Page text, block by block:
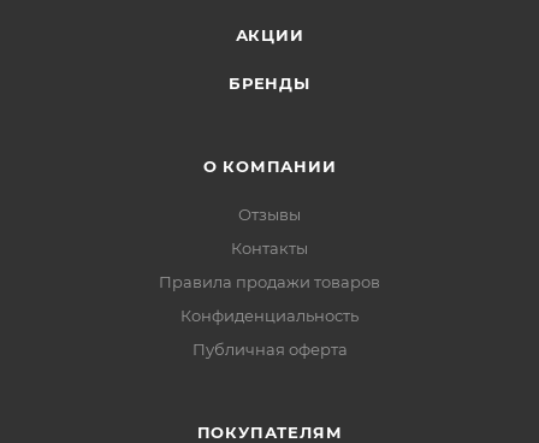
АКЦИИ
БРЕНДЫ
О КОМПАНИИ
Отзывы
Контакты
Правила продажи товаров
Конфиденциальность
Публичная оферта
ПОКУПАТЕЛЯМ